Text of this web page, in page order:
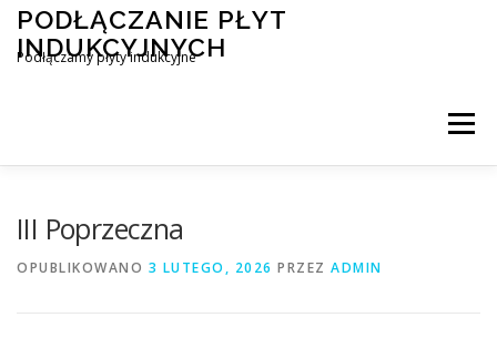
Przejdź
treści
PODŁĄCZANIE PŁYT
INDUKCYJNYCH
Podłączamy płyty indukcyjne
Menu
III Poprzeczna
OPUBLIKOWANO 3 LUTEGO, 2026 PRZEZ ADMIN